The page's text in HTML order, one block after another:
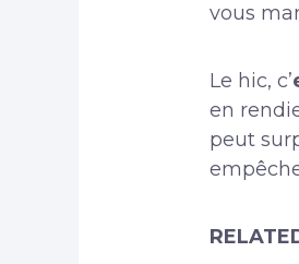
vous
Le hic, c’
en
peut